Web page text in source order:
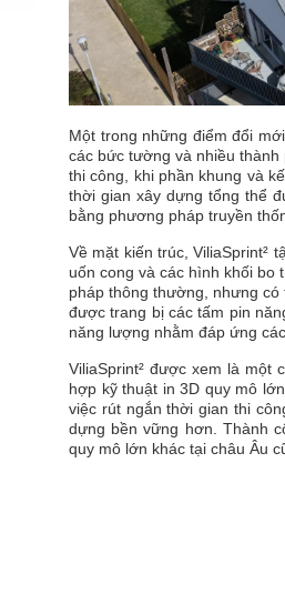
Một trong những điểm đổi
các bức tường và nhiều
thi công, khi phần khung và
thời gian xây dựng tổng thể
bằng phương pháp truyền
Về mặt kiến trúc, ViliaSprint²
uốn cong và các hình khối bo
pháp thông thường, nhưng
được trang bị các tấm pin
năng lượng nhằm đáp ứng
ViliaSprint² được xem là một
hợp kỹ thuật in 3D quy mô
việc rút ngắn thời gian thi
dựng bền vững hơn. Thành
quy mô lớn khác tại châu Âu